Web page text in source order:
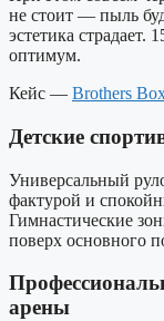
не стоит — пыль
эстетика
оптимум.
Кейс — Brothers
Детские
Универсальный
фактурой и
Гимнастические
поверх основного
арены